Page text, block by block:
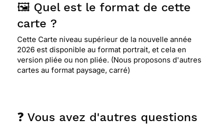
🖼️ Quel est le format de cette
carte ?
Cette Carte niveau supérieur de la nouvelle année
2026 est disponible au format portrait, et cela en
version pliée ou non pliée. (Nous proposons d'autres
cartes au format paysage, carré)
❓ Vous avez d'autres questions